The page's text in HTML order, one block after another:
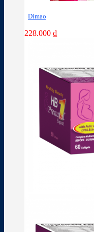
Dimao
228.000 ₫